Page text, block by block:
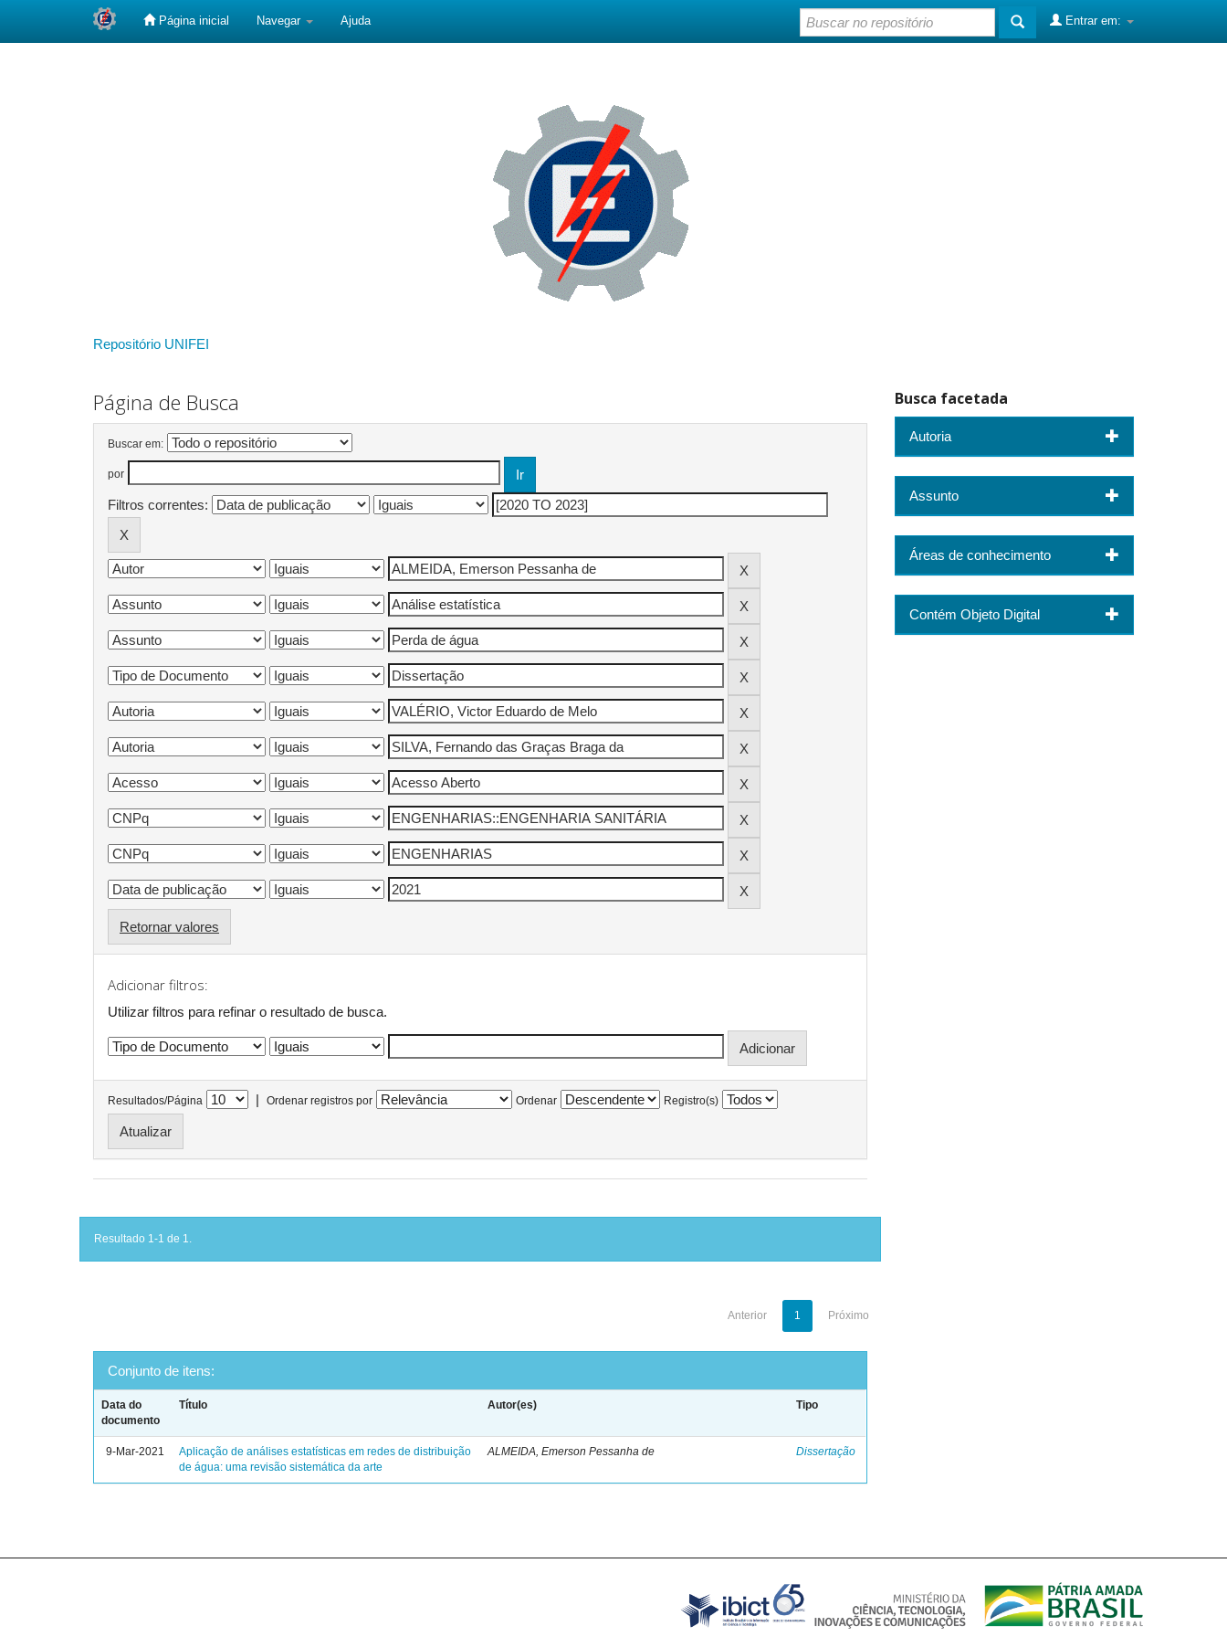
Página inicial Navegar Ajuda Entrar em:
Repositório UNIFEI
Página de Busca
Buscar em:
por
Filtros correntes:
Retornar valores
Adicionar filtros:
Utilizar filtros para refinar o resultado de busca.
Resultados/Página | Ordenar registros por Ordenar Registro(s)
Resultado 1-1 de 1.
Anterior 1 Próximo
Conjunto de itens:
Data do
documento
Título Autor(es) Tipo
9-Mar-2021
Aplicação de análises estatísticas em redes de distribuição
de água: uma revisão sistemática da arte
ALMEIDA, Emerson Pessanha de Dissertação
Busca facetada
Autoria
Assunto
Áreas de conhecimento
Contém Objeto Digital